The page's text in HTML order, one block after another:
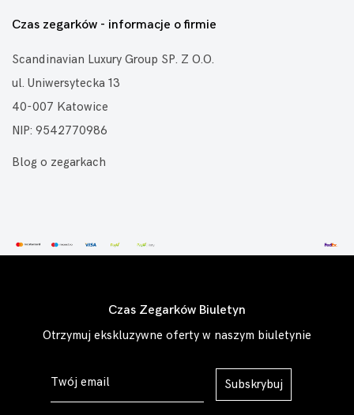
Czas zegarków - informacje o firmie
Scandinavian Luxury Group SP. Z O.O.
ul. Uniwersytecka 13
40-007 Katowice
NIP: 9542770986
Blog o zegarkach
Czas Zegarków Biuletyn
Otrzymuj ekskluzywne oferty w naszym biuletynie
Subskrybuj